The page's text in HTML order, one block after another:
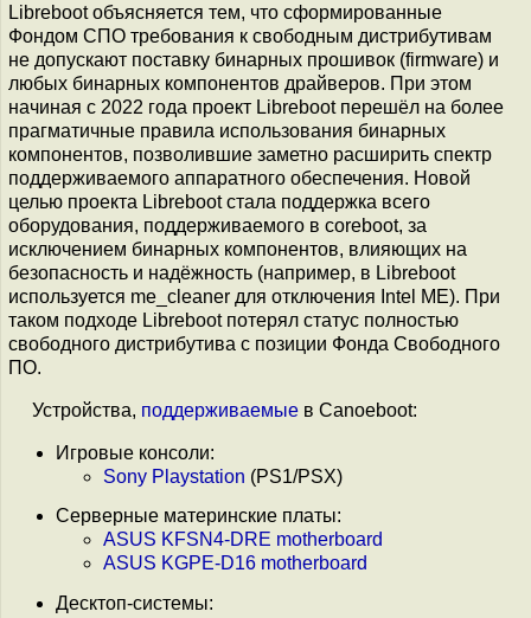
Libreboot объясняется тем, что сформированные
Фондом СПО требования к свободным дистрибутивам
не допускают поставку бинарных прошивок (firmware) и
любых бинарных компонентов драйверов. При этом
начиная с 2022 года проект Libreboot перешёл на более
прагматичные правила использования бинарных
компонентов, позволившие заметно расширить спектр
поддерживаемого аппаратного обеспечения. Новой
целью проекта Libreboot стала поддержка всего
оборудования, поддерживаемого в coreboot, за
исключением бинарных компонентов, влияющих на
безопасность и надёжность (например, в Libreboot
используется me_cleaner для отключения Intel ME). При
таком подходе Libreboot потерял статус полностью
свободного дистрибутива с позиции Фонда Свободного
ПО.
Устройства, поддерживаемые в Canoeboot:
Игровые консоли:
Sony Playstation (PS1/PSX)
Серверные материнские платы:
ASUS KFSN4-DRE motherboard
ASUS KGPE-D16 motherboard
Десктоп-системы: